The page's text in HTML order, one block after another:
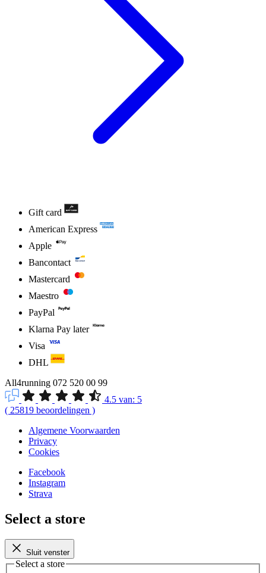
Gift card
American Express
Apple
Bancontact
Mastercard
Maestro
PayPal
Klarna Pay later
Visa
DHL
All4running 072 520 00 99
4.5 van: 5
( 25819 beoordelingen )
Algemene Voorwaarden
Privacy
Cookies
Facebook
Instagram
Strava
Select a store
Sluit venster
Select a store